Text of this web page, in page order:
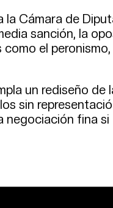
la Cámara de
sanción, la
el
un rediseño
sin
negociación fina